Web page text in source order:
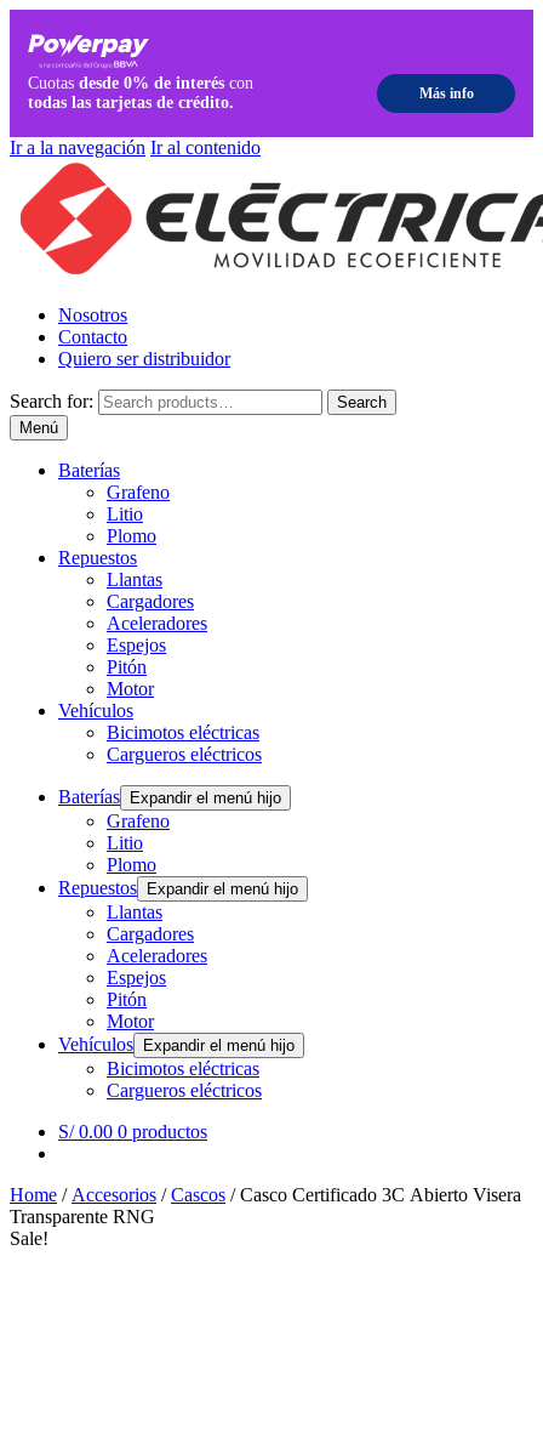
Ir a la navegación Ir al contenido
Nosotros
Contacto
Quiero ser distribuidor
Search for:
Search
Menú
Baterías
Grafeno
Litio
Plomo
Repuestos
Llantas
Cargadores
Aceleradores
Espejos
Pitón
Motor
Vehículos
Bicimotos eléctricas
Cargueros eléctricos
Baterías Expandir el menú hijo
Grafeno
Litio
Plomo
Repuestos
Expandir el menú hijo
Llantas
Cargadores
Aceleradores
Espejos
Pitón
Motor
Vehículos
Expandir el menú hijo
Bicimotos eléctricas
Cargueros eléctricos
S/0.00 0 productos
Home / Accesorios /Cascos /Casco Certificado 3C Abierto Visera
Transparente RNG
Sale!